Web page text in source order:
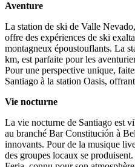
Aventure
La station de ski de Valle
offre des expériences de ski
montagneux époustouflants. La
km, est parfaite pour les
Pour une perspective unique,
Santiago à la station Oasis,
Vie nocturne
La vie nocturne de Santiago est
au branché Bar Constitución à
innovants. Pour de la musique
des groupes locaux se